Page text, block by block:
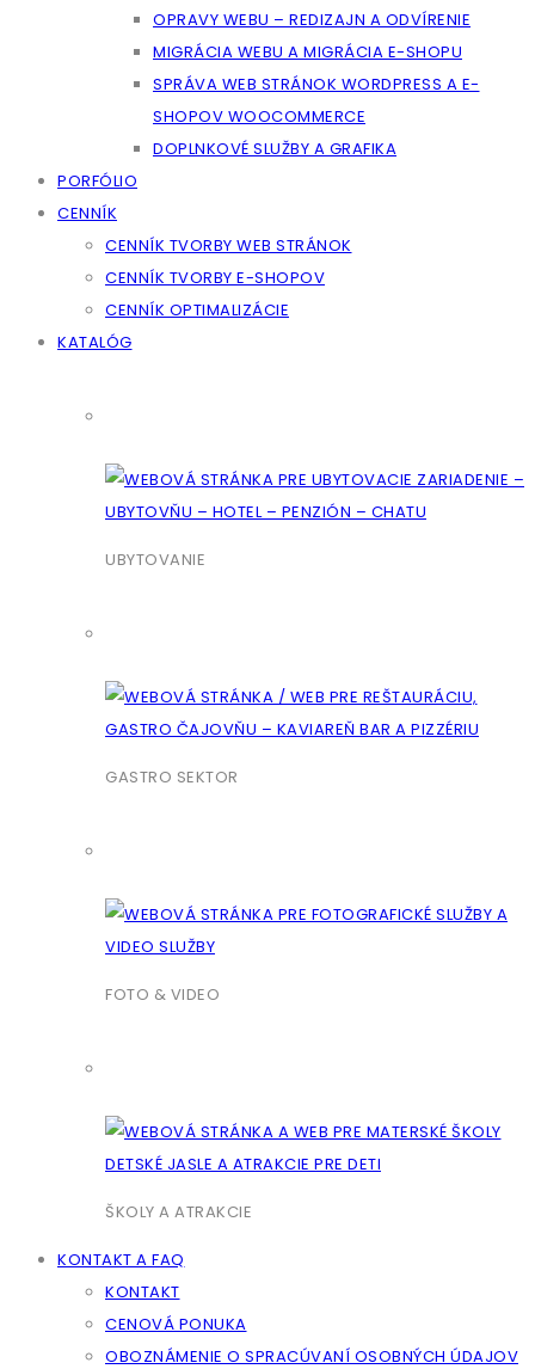
OPRAVY WEBU – REDIZAJN A ODVÍRENIE
MIGRÁCIA WEBU A MIGRÁCIA E-SHOPU
SPRÁVA WEB STRÁNOK WORDPRESS A E-
SHOPOV WOOCOMMERCE
DOPLNKOVÉ SLUŽBY A GRAFIKA
PORFÓLIO
CENNÍK
CENNÍK TVORBY WEB STRÁNOK
CENNÍK TVORBY E-SHOPOV
CENNÍK OPTIMALIZÁCIE
KATALÓG
UBYTOVANIE
GASTRO SEKTOR
FOTO & VIDEO
ŠKOLY A ATRAKCIE
KONTAKT A FAQ
KONTAKT
CENOVÁ PONUKA
OBOZNÁMENIE O SPRACÚVANÍ OSOBNÝCH ÚDAJOV